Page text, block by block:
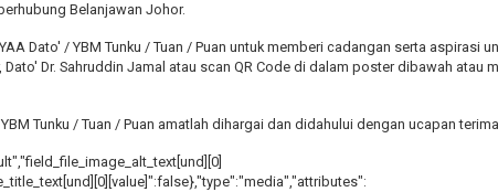
Belanjawan Johor.
Dato' / YBM Tunku / Tuan / Puan untuk memberi cadangan serta aspirasi
Dr. Sahruddin Jamal atau scan QR Code di dalam poster dibawah atau
Tunku / Tuan / Puan amatlah dihargai dan didahului dengan ucapan